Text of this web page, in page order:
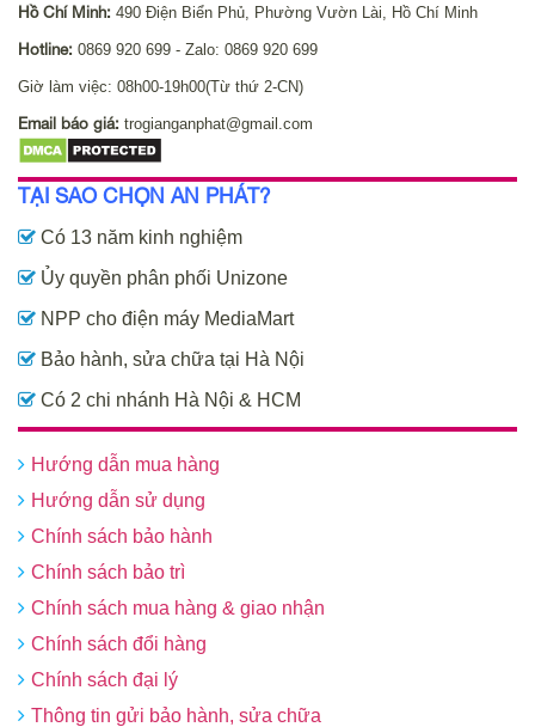
Hồ Chí Minh: 490 Điện Biển Phủ, Phường Vườn Lài, Hồ Chí Minh
Hotline: 0869 920 699 - Zalo: 0869 920 699
Giờ làm việc: 08h00-19h00(Từ thứ 2-CN)
Email báo giá: trogianganphat@gmail.com
TẠI SAO CHỌN AN PHÁT?
Có 13 năm kinh nghiệm
Ủy quyền phân phối Unizone
NPP cho điện máy MediaMart
Bảo hành, sửa chữa tại Hà Nội
Có 2 chi nhánh Hà Nội & HCM
Hướng dẫn mua hàng
Hướng dẫn sử dụng
Chính sách bảo hành
Chính sách bảo trì
Chính sách mua hàng & giao nhận
Chính sách đổi hàng
Chính sách đại lý
Thông tin gửi bảo hành, sửa chữa